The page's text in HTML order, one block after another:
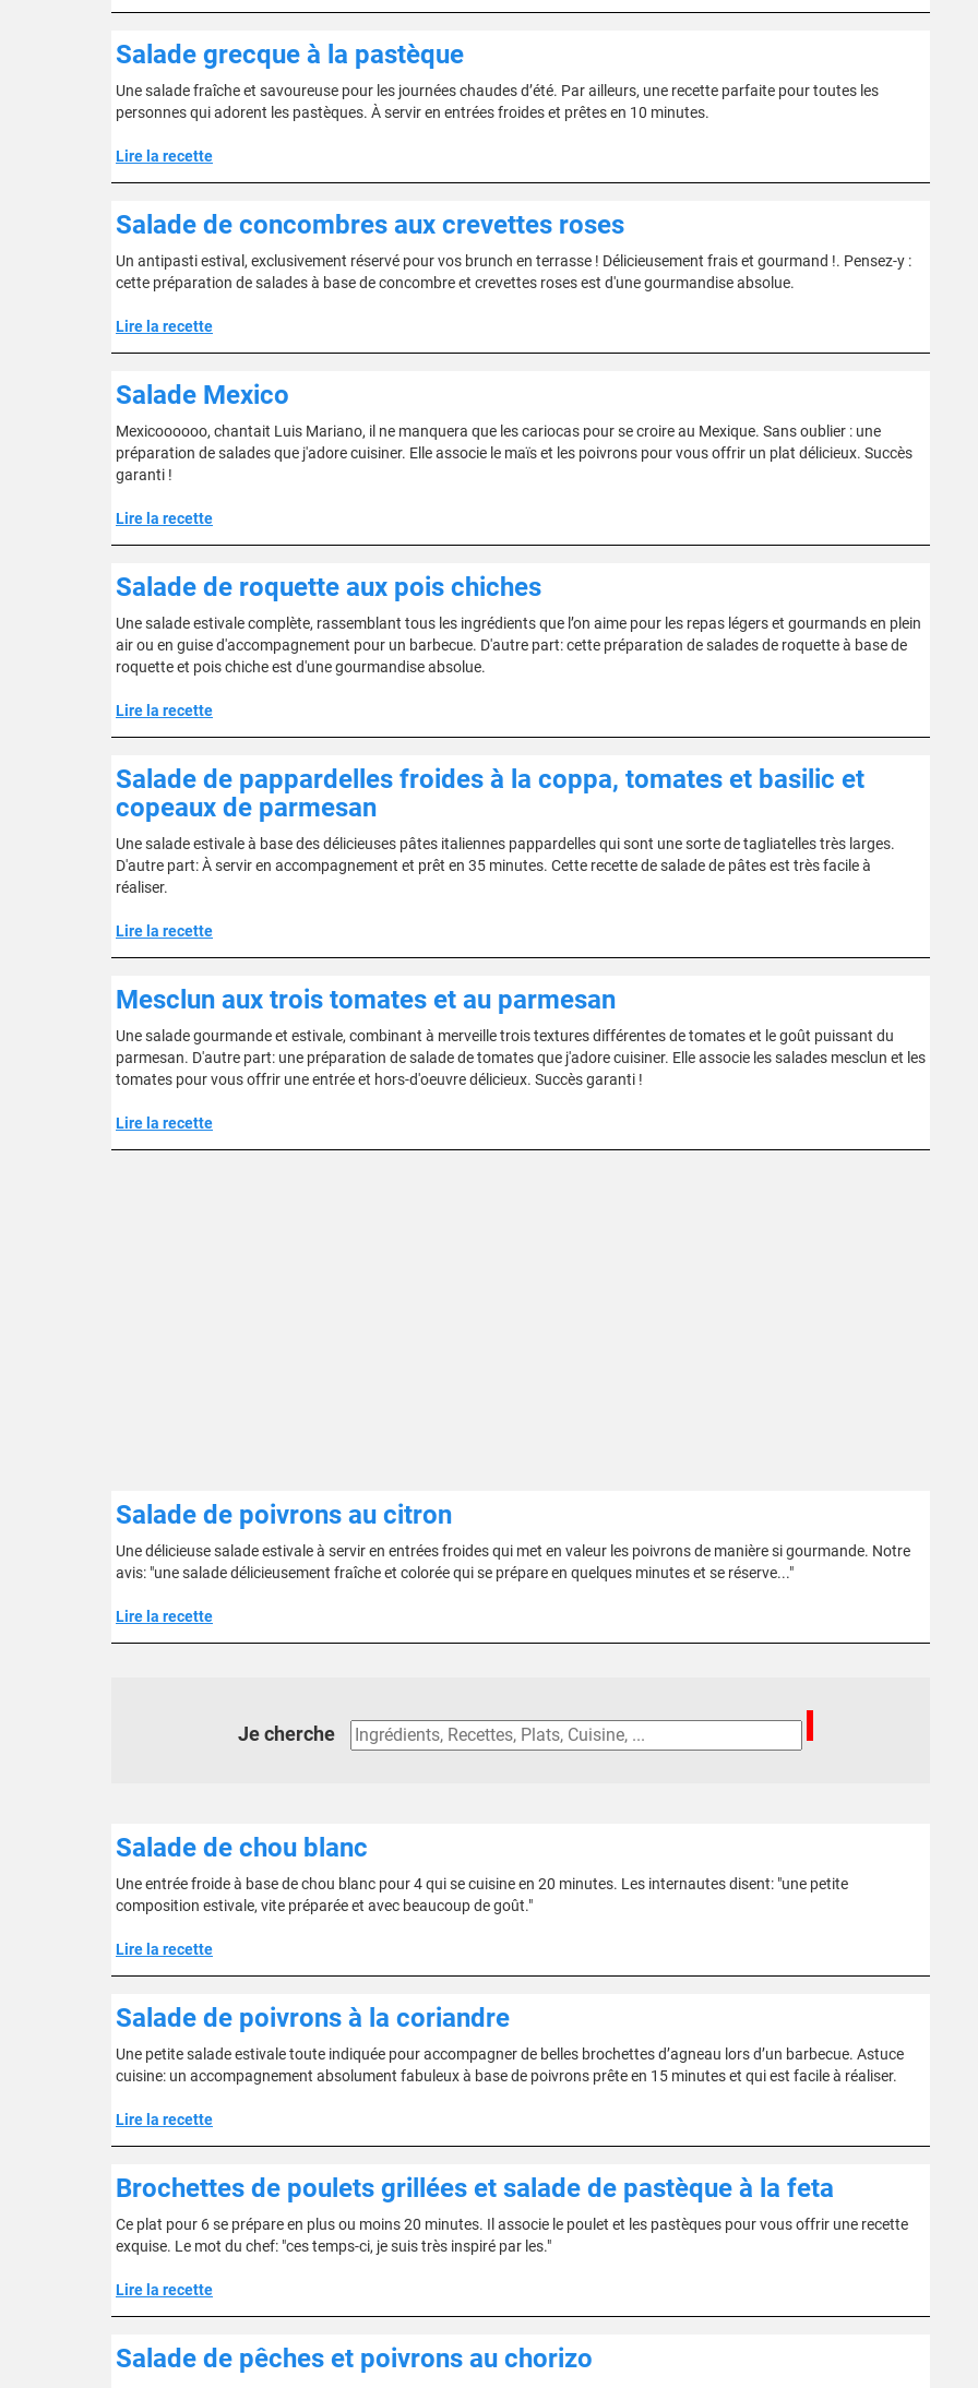
Salade grecque à la pastèque
Une salade fraîche et savoureuse pour les journées chaudes d’été. Par ailleurs, une recette parfaite pour toutes les
personnes qui adorent les pastèques. À servir en entrées froides et prêtes en 10 minutes.
Lire la recette
Salade de concombres aux crevettes roses
Un antipasti estival, exclusivement réservé pour vos brunch en terrasse ! Délicieusement frais et gourmand !. Pensez-y :
cette préparation de salades à base de concombre et crevettes roses est d'une gourmandise absolue.
Lire la recette
Salade Mexico
Mexicoooooo, chantait Luis Mariano, il ne manquera que les cariocas pour se croire au Mexique. Sans oublier : une
préparation de salades que j'adore cuisiner. Elle associe le maïs et les poivrons pour vous offrir un plat délicieux. Succès
garanti !
Lire la recette
Salade de roquette aux pois chiches
Une salade estivale complète, rassemblant tous les ingrédients que l’on aime pour les repas légers et gourmands en plein
air ou en guise d'accompagnement pour un barbecue. D'autre part: cette préparation de salades de roquette à base de
roquette et pois chiche est d'une gourmandise absolue.
Lire la recette
Salade de pappardelles froides à la coppa, tomates et basilic et
copeaux de parmesan
Une salade estivale à base des délicieuses pâtes italiennes pappardelles qui sont une sorte de tagliatelles très larges.
D'autre part: À servir en accompagnement et prêt en 35 minutes. Cette recette de salade de pâtes est très facile à
réaliser.
Lire la recette
Mesclun aux trois tomates et au parmesan
Une salade gourmande et estivale, combinant à merveille trois textures différentes de tomates et le goût puissant du
parmesan. D'autre part: une préparation de salade de tomates que j'adore cuisiner. Elle associe les salades mesclun et les
tomates pour vous offrir une entrée et hors-d'oeuvre délicieux. Succès garanti !
Lire la recette
Salade de poivrons au citron
Une délicieuse salade estivale à servir en entrées froides qui met en valeur les poivrons de manière si gourmande. Notre
avis: "une salade délicieusement fraîche et colorée qui se prépare en quelques minutes et se réserve..."
Lire la recette
Je cherche
Salade de chou blanc
Une entrée froide à base de chou blanc pour 4 qui se cuisine en 20 minutes. Les internautes disent: "une petite
composition estivale, vite préparée et avec beaucoup de goût."
Lire la recette
Salade de poivrons à la coriandre
Une petite salade estivale toute indiquée pour accompagner de belles brochettes d’agneau lors d’un barbecue. Astuce
cuisine: un accompagnement absolument fabuleux à base de poivrons prête en 15 minutes et qui est facile à réaliser.
Lire la recette
Brochettes de poulets grillées et salade de pastèque à la feta
Ce plat pour 6 se prépare en plus ou moins 20 minutes. Il associe le poulet et les pastèques pour vous offrir une recette
exquise. Le mot du chef: "ces temps-ci, je suis très inspiré par les."
Lire la recette
Salade de pêches et poivrons au chorizo